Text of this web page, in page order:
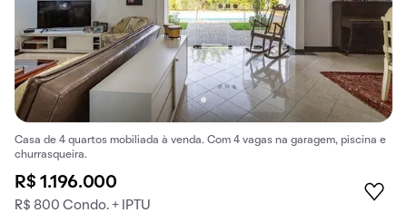
Casa de 4 quartos mobiliada à venda. Com 4 vagas na garagem, piscina e
churrasqueira.
R$ 1.196.000
R$ 800 Condo. + IPTU